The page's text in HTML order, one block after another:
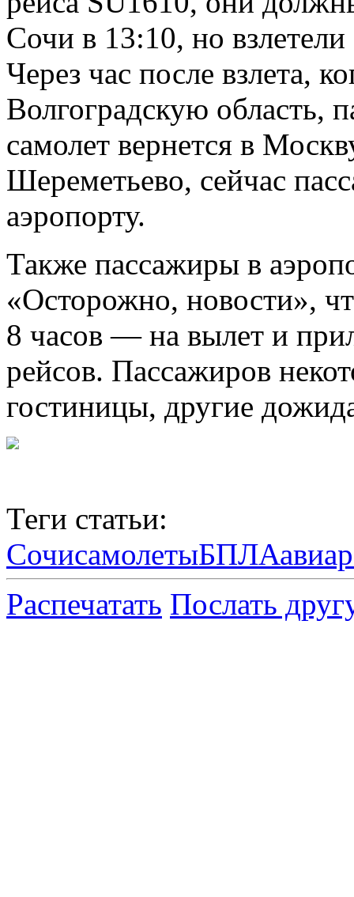
Сочи в 13:10, но
Через час после взлета,
Волгоградскую область,
самолет вернется в
Шереметьево, сейчас
аэропорту.
Также пассажиры в
«Осторожно, новости»,
8 часов — на вылет и
рейсов. Пассажиров
гостиницы, другие
Теги статьи:
СочисамолетыБПЛА
Распечатать Послать